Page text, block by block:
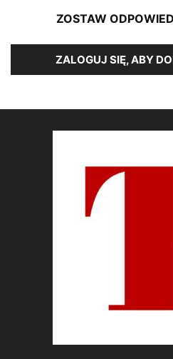
ZOSTAW
ZALOGUJ SIĘ, ABY